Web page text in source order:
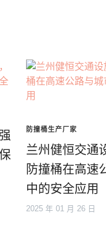
防撞桶生产厂家
兰州健恒交通
防撞桶在高速
中的安全应用
2025 年 01 月 26 日